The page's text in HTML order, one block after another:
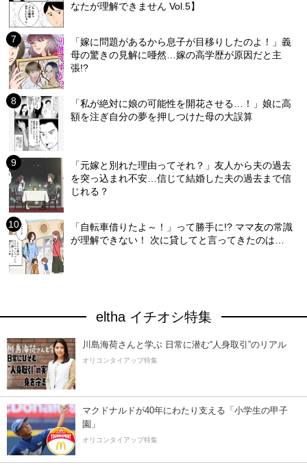
なたが理解できません Vol.5】
「嫁に問題があるから息子が目移りしたのよ！」義
母の驚きの見解に唖然…嫁の高学歴が原因だと主
張!?
「私が絶対に娘の可能性を開花させる…！」娘に高
額を注ぎ自分の夢を押しつけた母の大誤算
「元嫁と別れた理由ってそれ？」友人から夫の過去
を突っ込まれ不安…信じて結婚した夫の過去まで信
じれる？
「自転車借りたよ～！」って勝手に!? ママ友の常識
が理解できない！ 次に貸してと言ってきたのは…
eltha イチオシ特集
川島海荷さんと学ぶ 日常に潜む“人身取引”のリアル
オリコンタイアップ特集
マクドナルドが40年にわたり支える「小学生の甲子
園」
オリコンタイアップ特集